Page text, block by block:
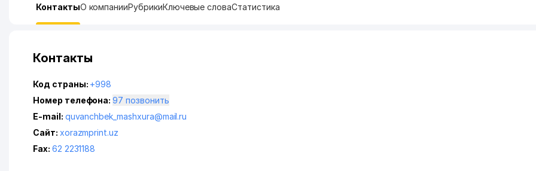
КонтактыО компанииРубрикиКлючевые словаСтатистика
Контакты
Код страны: +998
Номер телефона:
97 позвонить
E-mail: quvanchbek_mashxura@mail.ru
Сайт: xorazmprint.uz
Fax: 62 2231188